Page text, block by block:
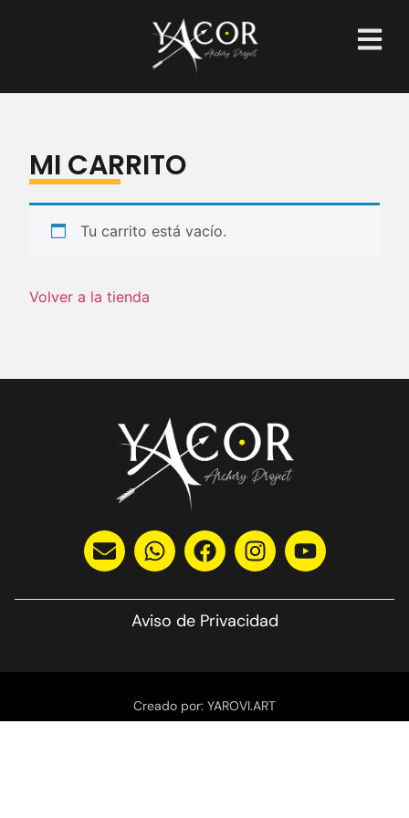
MI CARRITO
Tu carrito está vacío.
Volver a la tienda
Aviso de Privacidad
Creado por: YAROVI.ART